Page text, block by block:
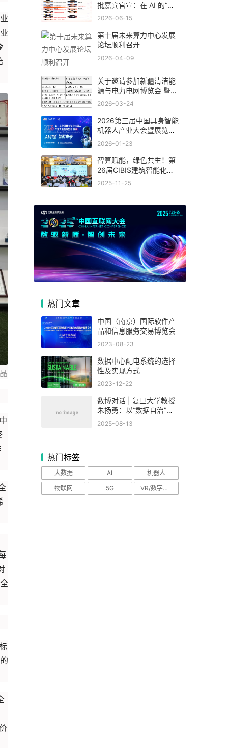
批嘉宾官宣：在 AI 的“可
交付的时代”，看一线专家
2026-06-15
第十届未来算力中心发展
论坛顺利召开
2026-04-09
关于邀请参加新疆清洁能
源与电力电网博览会 暨新
能源新材料博览会的函
2026-03-24
2026第三届中国具身智能
机器人产业大会暨展览会
(杭州)
2026-01-23
智算赋能，绿色共生！第
26届CIBIS建筑智能化峰
会上海站成功举办
2025-11-25
热门文章
中国（南京）国际软件产
品和信息服务交易博览会
2023-08-23
数据中心配电系统的选择
性及实现方式
2023-12-22
数博对话 | 复旦大学教授
朱扬勇：以“数据自治”破
题要素市场化，数博会为
2025-08-13
热门标签
大数据 AI
机器人
物联网
5G VR/数字设备